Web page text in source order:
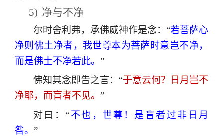
5) 净与不净
尔时舍利弗，承佛威神作是念：“若菩萨心
净则佛土净者，我世尊本为菩萨时意岂不净，
而是佛土不净若此。 ”
佛知其念即告之言：“于意云何？日月岂不
净耶，而盲者不见。 ”
对曰：“不也，世尊！是盲者过非日月
咎。 ”